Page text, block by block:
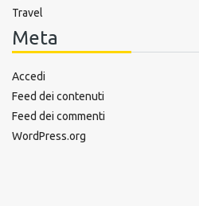
Travel
Meta
Accedi
Feed dei contenuti
Feed dei commenti
WordPress.org